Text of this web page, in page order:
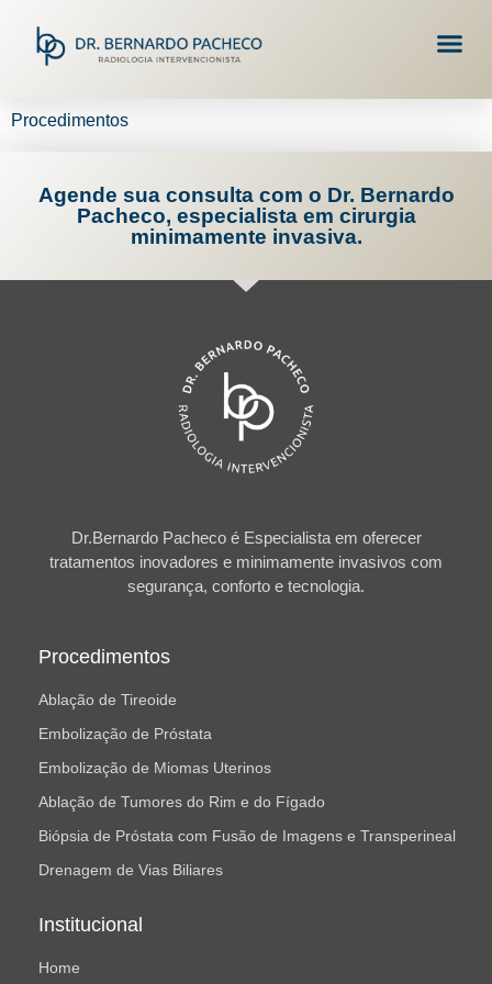
Procedimentos
Agende sua consulta com o Dr. Bernardo
Pacheco, especialista em cirurgia
minimamente invasiva.
Dr.Bernardo Pacheco é Especialista em oferecer
tratamentos inovadores e minimamente invasivos com
segurança, conforto e tecnologia.
Procedimentos
Ablação de Tireoide
Embolização de Próstata
Embolização de Miomas Uterinos
Ablação de Tumores do Rim e do Fígado
Biópsia de Próstata com Fusão de Imagens e Transperineal
Drenagem de Vias Biliares
Institucional
Home